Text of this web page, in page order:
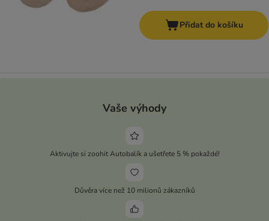
Přidat do košíku
Vaše výhody
Aktivujte si zoohit Autobalík a ušetřete 5 % pokaždé!
Důvěra více než 10 milionů zákazníků